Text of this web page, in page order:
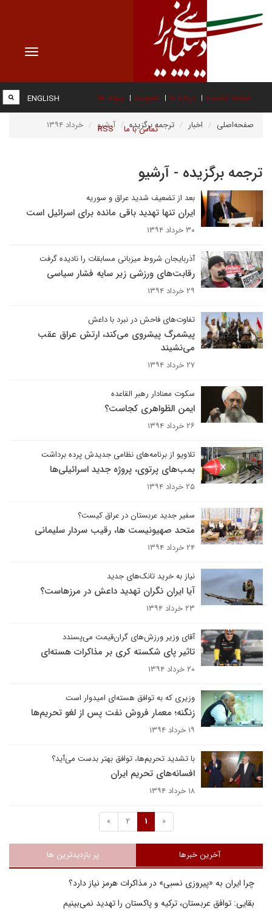
Toggle
صفحه نخست درباره ما عضویت پیوند ها
تماس با ما RSS
ENGLISH
صفحه‌اصلی اخبار ترجمه برگزیده آرشیو خرداد ۱۳۹۴
ترجمه برگزیده - آرشیو
بعد از تضعیف شدید عراق و سوریه
ایران تنها تهدید باقی مانده برای اسرائیل است
۳۰ خرداد ۱۳۹۴
آذربایجان شروط میزبانی مسابقات را نادیده گرفت
رقابت‌های ورزشی زیر سایه فشار سیاسی
۲۹ خرداد ۱۳۹۴
تفاوت‌های فاحش در نبرد با داعش
پیشمرگ پیشروی می‌کند، ارتش عراق عقب
می‌نشیند
۲۷ خرداد ۱۳۹۴
سکوت معنادار رهبر القاعده
ایمن الظواهری کجاست؟
۲۶ خرداد ۱۳۹۴
تلاویو از برنامه‌های نظامی جدیدش پرده برداشت
بمب‌های پرتوی، پروژه جدید اسرائیلی‌ها
۲۵ خرداد ۱۳۹۴
سفیر جدید عربستان در عراق کیست؟
متحد صهیونیست ها، رقیب سردار سلیمانی
۲۴ خرداد ۱۳۹۴
نیاز به خرید تانک‌های جدید
آیا ایران نگران تهدید داعش در مرزهاست؟
۲۳ خرداد ۱۳۹۴
آقای وزیر ورزش‌های گران‌قیمت می‌پسندد
تاثیر پای شکسته کری بر مذاکرات هسته‌ای
۲۰ خرداد ۱۳۹۴
وزیری که به توافق هسته‌ای امیدوار است
زنگنه؛ معمار فروش نفت پس از لغو تحریم‌ها
۱۹ خرداد ۱۳۹۴
با تشدید تحریم‌ها، توافق بهتر بدست می‌آید؟
افسانه‌های تحریم ایران
۱۸ خرداد ۱۳۹۴
«
1
2
»
آخرین خبرها پر بازدیدترین ها
چرا ایران به «پیروزی نسبی» در مذاکرات هرمز نیاز دارد؟
بقایی: توافق عربستان، ترکیه و پاکستان را تهدید نمی‌بینیم